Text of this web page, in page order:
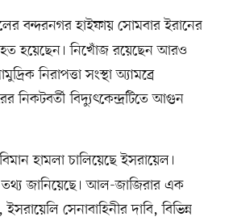
বন্দরনগর হাইফায় সোমবার ইরানের
হয়েছেন। নিখোঁজ রয়েছেন আরও
নিরাপত্তা সংস্থা অ্যামব্রে
নিকটবর্তী বিদ্যুৎকেন্দ্রটিতে আগুন
হামলা চালিয়েছে ইসরায়েল।
তথ্য জানিয়েছে। আল-জাজিরার এক
সেনাবাহিনীর দাবি, বিভিন্ন